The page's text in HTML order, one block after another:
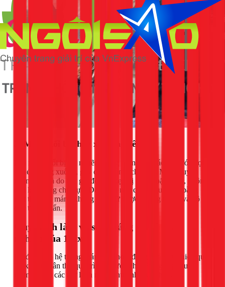
3. Máng xối bị chảy xệ, cong vênh
Khi máng xối bị tắc nghẽn, trọng lượng của rác và nước đọng
sẽ kéo máng xuống, gây cong vênh, chảy xệ. Một nguyên
nhân khác là do các giá đỡ, đai kẹp bị lỏng hoặc rỉ sét, không
còn khả năng chịu lực. Dấu hiệu này có thể quan sát bằng
mắt thường, máng không còn giữ được đường thẳng và độ
dốc tiêu chuẩn.
Quy trình làm và sửa máng xối chuyên
nghiệp của 1Fix
Để đảm bảo hệ thống máng xối hoạt động bền bỉ và hiệu quả,
1Fix luôn tuân thủ quy trình 5 bước chuyên nghiệp, được
giám sát bởi các thợ lành nghề như anh Quỳnh Quốc.